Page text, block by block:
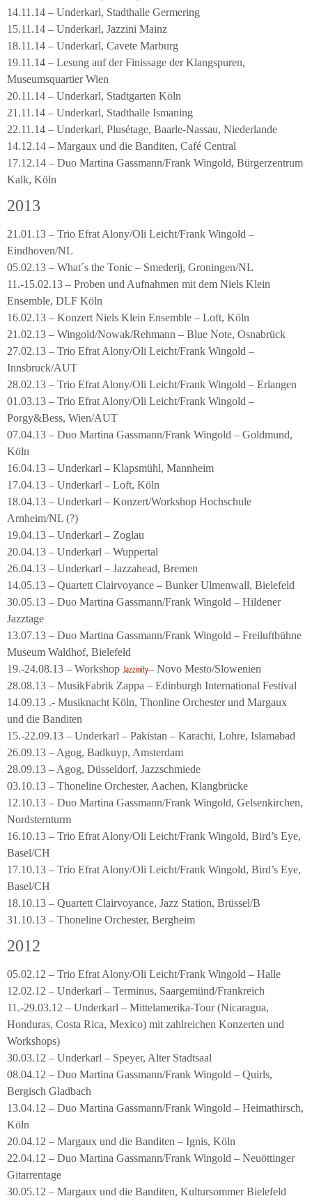
14.11.14 – Underkarl, Stadthalle Germering
15.11.14 – Underkarl, Jazzini Mainz
18.11.14 – Underkarl, Cavete Marburg
19.11.14 – Lesung auf der Finissage der Klangspuren,
Museumsquartier Wien
20.11.14 – Underkarl, Stadtgarten Köln
21.11.14 – Underkarl, Stadthalle Ismaning
22.11.14 – Underkarl, Plusétage, Baarle-Nassau, Niederlande
14.12.14 – Margaux und die Banditen, Café Central
17.12.14 – Duo Martina Gassmann/Frank Wingold, Bürgerzentrum
Kalk, Köln
2013
21.01.13 – Trio Efrat Alony/Oli Leicht/Frank Wingold –
Eindhoven/NL
05.02.13 – What´s the Tonic – Smederij, Groningen/NL
11.-15.02.13 – Proben und Aufnahmen mit dem Niels Klein
Ensemble, DLF Köln
16.02.13 – Konzert Niels Klein Ensemble – Loft, Köln
21.02.13 – Wingold/Nowak/Rehmann – Blue Note, Osnabrück
27.02.13 – Trio Efrat Alony/Oli Leicht/Frank Wingold –
Innsbruck/AUT
28.02.13 – Trio Efrat Alony/Oli Leicht/Frank Wingold – Erlangen
01.03.13 – Trio Efrat Alony/Oli Leicht/Frank Wingold –
Porgy&Bess, Wien/AUT
07.04.13 – Duo Martina Gassmann/Frank Wingold – Goldmund,
Köln
16.04.13 – Underkarl – Klapsmühl, Mannheim
17.04.13 – Underkarl – Loft, Köln
18.04.13 – Underkarl – Konzert/Workshop Hochschule
Arnheim/NL (?)
19.04.13 – Underkarl – Zoglau
20.04.13 – Underkarl – Wuppertal
26.04.13 – Underkarl – Jazzahead, Bremen
14.05.13 – Quartett Clairvoyance – Bunker Ulmenwall, Bielefeld
30.05.13 – Duo Martina Gassmann/Frank Wingold – Hildener
Jazztage
13.07.13 – Duo Martina Gassmann/Frank Wingold – Freiluftbühne
Museum Waldhof, Bielefeld
19.-24.08.13 – Workshop Jazzinity– Novo Mesto/Slowenien
28.08.13 – MusikFabrik Zappa – Edinburgh International Festival
14.09.13 .- Musiknacht Köln, Thonline Orchester und Margaux
und die Banditen
15.-22.09.13 – Underkarl – Pakistan – Karachi, Lohre, Islamabad
26.09.13 – Agog, Badkuyp, Amsterdam
28.09.13 – Agog, Düsseldorf, Jazzschmiede
03.10.13 – Thoneline Orchester, Aachen, Klangbrücke
12.10.13 – Duo Martina Gassmann/Frank Wingold, Gelsenkirchen,
Nordsternturm
16.10.13 – Trio Efrat Alony/Oli Leicht/Frank Wingold, Bird’s Eye,
Basel/CH
17.10.13 – Trio Efrat Alony/Oli Leicht/Frank Wingold, Bird’s Eye,
Basel/CH
18.10.13 – Quartett Clairvoyance, Jazz Station, Brüssel/B
31.10.13 – Thoneline Orchester, Bergheim
2012
05.02.12 – Trio Efrat Alony/Oli Leicht/Frank Wingold – Halle
12.02.12 – Underkarl – Terminus, Saargemünd/Frankreich
11.-29.03.12 – Underkarl – Mittelamerika-Tour (Nicaragua,
Honduras, Costa Rica, Mexico) mit zahlreichen Konzerten und
Workshops)
30.03.12 – Underkarl – Speyer, Alter Stadtsaal
08.04.12 – Duo Martina Gassmann/Frank Wingold – Quirls,
Bergisch Gladbach
13.04.12 – Duo Martina Gassmann/Frank Wingold – Heimathirsch,
Köln
20.04.12 – Margaux und die Banditen – Ignis, Köln
22.04.12 – Duo Martina Gassmann/Frank Wingold – Neuöttinger
Gitarrentage
30.05.12 – Margaux und die Banditen, Kultursommer Bielefeld